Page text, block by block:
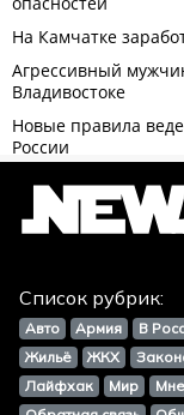
Список рубрик:
Авто Армия В
Жильё
ЖКХ
Лайфхак
Мир